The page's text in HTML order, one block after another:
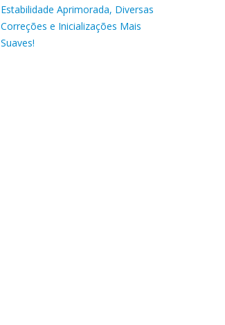
Estabilidade Aprimorada, Diversas
Correções e Inicializações Mais
Suaves!